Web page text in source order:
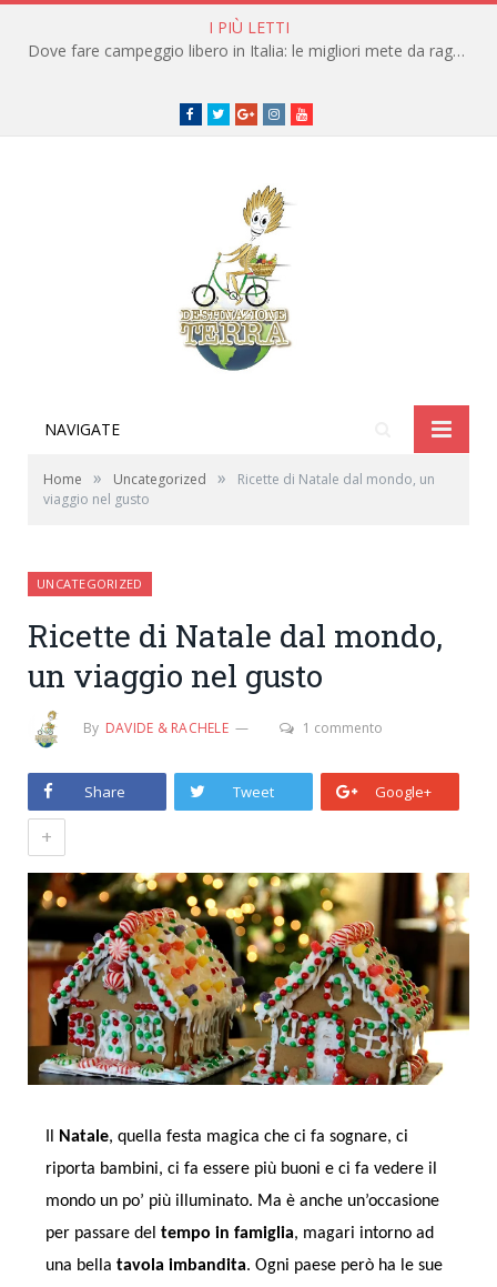
I PIÙ LETTI
Dove fare campeggio libero in Italia: le migliori mete da raggiungere in traghetto
Facebook
TwitterGoogle+instagramyoutube
NAVIGATE
Home » Uncategorized »
Ricette di Natale dal mondo, un
viaggio nel gusto
UNCATEGORIZED
Ricette di Natale dal mondo,
un viaggio nel gusto
By DAVIDE & RACHELE 1 commento
Share Tweet Google+
+
Natale, quella festa magica che ci fa sognare, ci
riporta bambini, ci fa essere più buoni e ci fa vedere il
mondo un po’ più illuminato. Ma è anche un’occasione
per passare del tempo in famiglia, magari intorno ad
una bella tavola imbandita. Ogni paese però ha le sue